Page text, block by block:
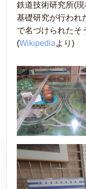
鉄道技術研究所(
基礎研究が行われ
で名づけられたそ
(Wikipediaより)